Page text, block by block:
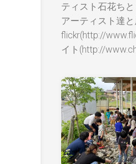
ティスト石花ち
アーティスト達
flickr(http://
イト(http://